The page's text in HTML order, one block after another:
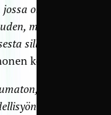
oli hyvä
mutta sain
sillä
kertoo.
ja
kun